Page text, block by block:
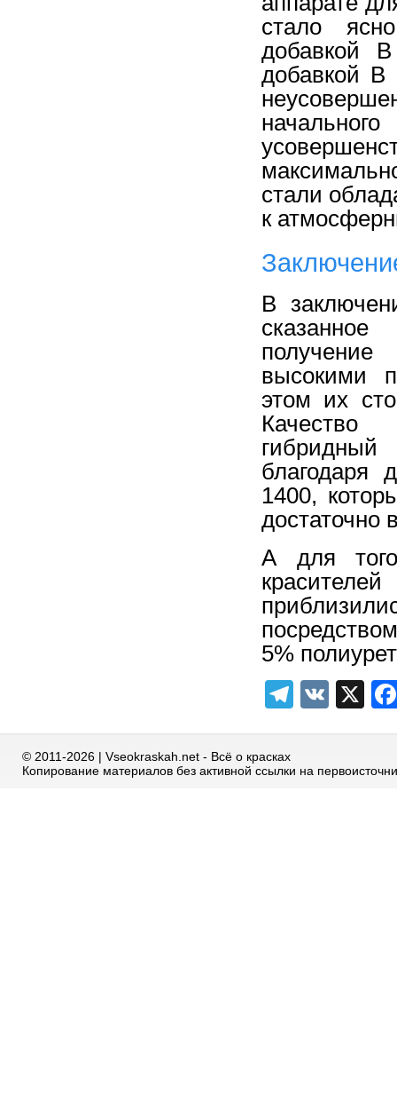
стало
добавкой
добавкой
стали
к
В
высокими
этом их
благодаря
1400,
достаточно
А для
5%
VK X
© 2011-2026 | Vseokraskah.net - Всё о красках
Копирование материалов без активной ссылки на